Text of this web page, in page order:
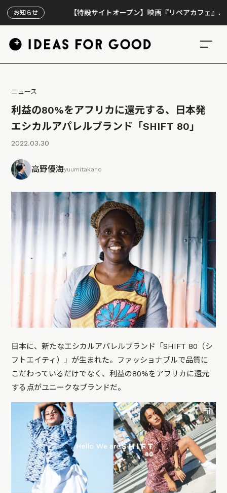
お知らせ【特設サイトオープン】映画『リペアカフェ』、上映300
ニュース
利益の80%をアフリカに還元する、日本発
エシカルアパレルブランド「SHIFT 80」
2022.03.30
高野優海yuumitakano
日本に、新たなエシカルアパレルブランド「SHIFT 80（シ
フトエイティ）」が生まれた。ファッショナブルで品質に
こだわっているだけでなく、利益の80%をアフリカに還元
する点がユニークなブランドだ。